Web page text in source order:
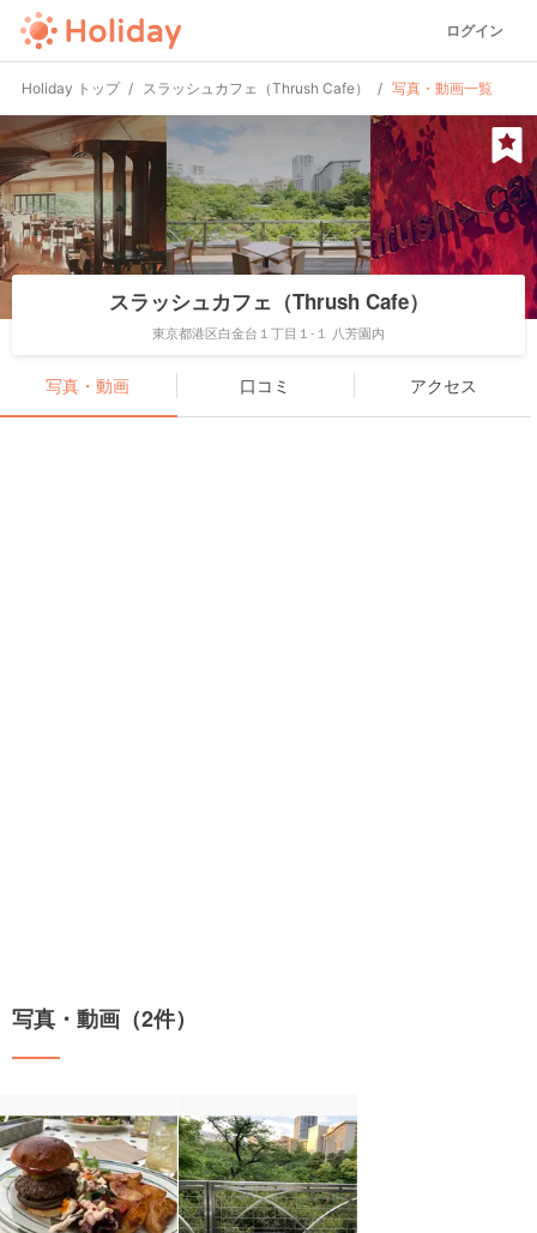
ログイン
Holiday トップ スラッシュカフェ（Thrush Cafe） 写真・動画一覧
スラッシュカフェ（Thrush Cafe）
東京都港区白金台１丁目１-１ 八芳園内
写真・動画 口コミ アクセス
写真・動画（2件）